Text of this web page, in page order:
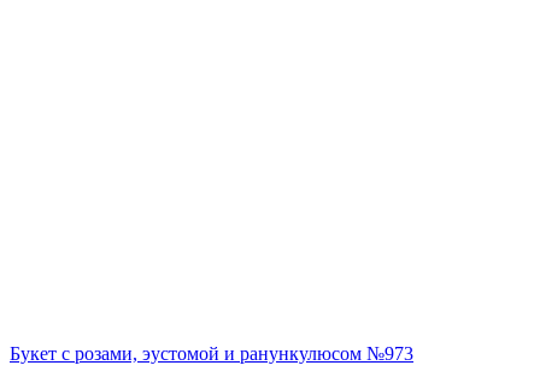
Букет с розами, эустомой и ранункулюсом №973